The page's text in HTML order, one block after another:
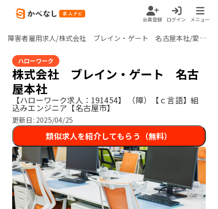
会員登録 ログイン メニュー
障害者雇用求人/株式会社 ブレイン・ゲート 名古屋本社/愛知県
ハローワーク
株式会社 ブレイン・ゲート 名古
屋本社
【ハローワーク求人：191454】 （障）【ｃ言語】組
込みエンジニア【名古屋市】
更新日: 2025/04/25
類似求人を紹介してもらう（無料）